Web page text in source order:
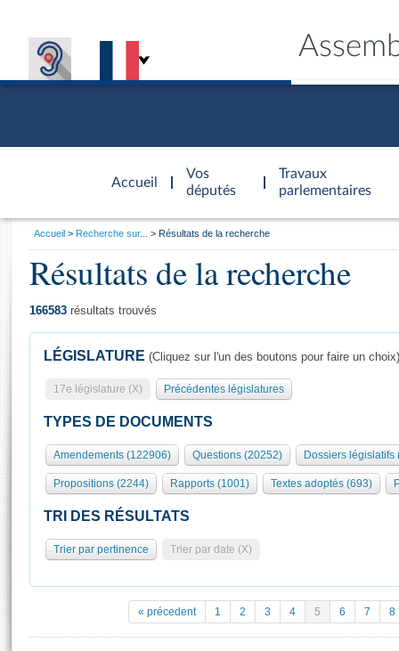
Accueil
d'accueil
Vos
députés
Travaux
parlementaires
Présidence
577 députés
Groupes politiques
Séance publique
Commissions et autres organes
Europe et International
Pétitions
Général
Rôle et pouvoirs de l'Assemblée
Organisation de l'Assemblée
Présidence Conférence des Présidents Bureau Collège des
Statistiques et chiffres clés
Documents de référence
( Constitution | Règlement de l'Assemblée ... )
Visiter l'Assemblée
Visite virtuelle du palais Bourbon
Assister à une séance
La Bibliothèque
Vous
Accueil Recherche sur... Résultats de la recherche
Résultats de la recherche
166583 résultats trouvés
LÉGISLATURE (Cliquez sur l'un des boutons pour faire un choix)
17e législature (X) Précédentes législatures
TYPES DE DOCUMENTS
Amendements (122906) Questions (20252) Dossiers législatifs
Propositions (2244) Rapports (1001) Textes adoptés (693)
TRI DES RÉSULTATS
Trier par pertinence Trier par date (X)
« précedent 1 2 3 4 5 6 7 8